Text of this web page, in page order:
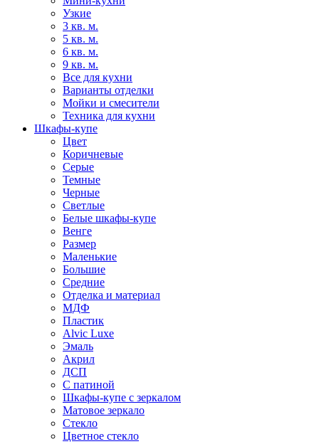
Узкие
3 кв. м.
5 кв. м.
6 кв. м.
9 кв. м.
Все для кухни
Варианты отделки
Мойки и смесители
Техника для кухни
Шкафы-купе
Цвет
Коричневые
Серые
Темные
Черные
Светлые
Белые шкафы-купе
Венге
Размер
Маленькие
Большие
Средние
Отделка и материал
МДФ
Пластик
Alvic Luxe
Эмаль
Акрил
ДСП
С патиной
Шкафы-купе с зеркалом
Матовое зеркало
Стекло
Цветное стекло